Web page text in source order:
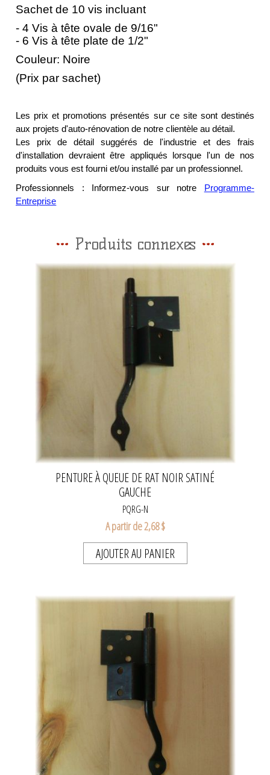
Sachet de 10 vis incluant
- 4 Vis à tête ovale de 9/16"
- 6 Vis à tête plate de 1/2"
Couleur: Noire
(Prix par sachet)
Les prix et promotions présentés sur ce site sont destinés
aux projets d'auto-rénovation de notre clientèle au détail.
Les prix de détail suggérés de l'industrie et des frais
d'installation devraient être appliqués lorsque l'un de nos
produits vous est fourni et/ou installé par un professionnel.
Professionnels : Informez-vous sur notre
Programme-
Entreprise
Produits connexes
PENTURE À QUEUE DE RAT NOIR SATINÉ
GAUCHE
PQRG-N
A partir de 2,68 $
AJOUTER AU PANIER